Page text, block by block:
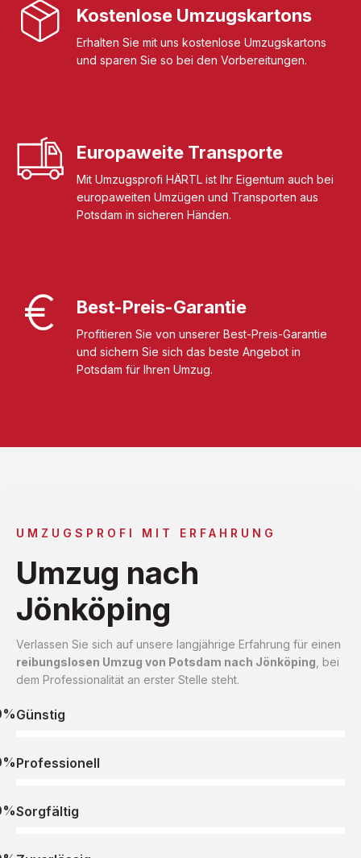
Kostenlose Umzugskartons
Erhalten Sie mit uns kostenlose Umzugskartons
und sparen Sie so bei den Vorbereitungen.
Europaweite Transporte
Mit Umzugsprofi HÄRTL ist Ihr Eigentum auch bei
europaweiten Umzügen und Transporten aus
Potsdam in sicheren Händen.
Best-Preis-Garantie
Profitieren Sie von unserer Best-Preis-Garantie
und sichern Sie sich das beste Angebot in
Potsdam für Ihren Umzug.
UMZUGSPROFI MIT ERFAHRUNG
Umzug nach
Jönköping
Verlassen Sie sich auf unsere langjährige Erfahrung für einen
reibungslosen Umzug von Potsdam nach Jönköping , bei
dem Professionalität an erster Stelle steht.
Günstig
Professionell
Sorgfältig